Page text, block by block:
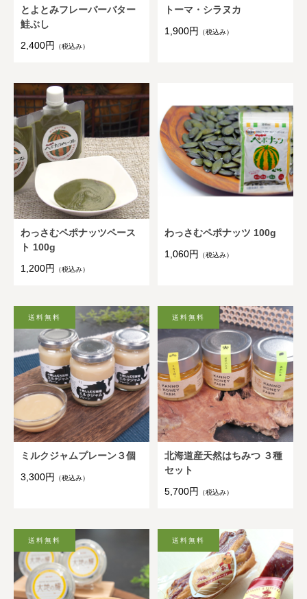
とよとみフレーバーバター
鮭ぶし
2,400円
（税込み）
トーマ・シラヌカ
1,900円
（税込み）
わっさむペポナッツペース
ト 100g
1,200円
（税込み）
わっさむペポナッツ 100g
1,060円
（税込み）
ミルクジャムプレーン３個
3,300円 （税込み）
北海道産天然はちみつ ３種
セット
5,700円
（税込み）